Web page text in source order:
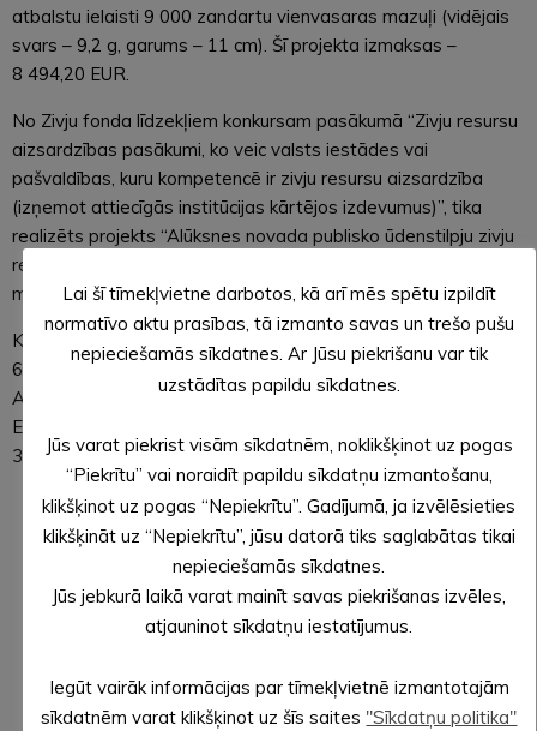
atbalstu ielaisti 9 000 zandartu vienvasaras mazuļi (vidējais
svars – 9,2 g, garums – 11 cm). Šī projekta izmaksas –
8 494,20 EUR.
No Zivju fonda līdzekļiem konkursam pasākumā “Zivju resursu
aizsardzības pasākumi, ko veic valsts iestādes vai
pašvaldības, kuru kompetencē ir zivju resursu aizsardzība
(izņemot attiecīgās institūcijas kārtējos izdevumus)”, tika
realizēts projekts “Alūksnes novada publisko ūdenstilpju zivju
resursu aizsardzība”. Šī projekta ietvaros iegādātas meža,
medību un apsardzes kameras 1 470,00 EUR vērtībā.
Kopējās Zivju fonda atbalstīto projektu izmaksas sastāda 18
650,19 EUR, no kā Zivju fonda finansējums ir 10 896,25 EUR,
Alūksnes novada pašvaldības līdzfinansējums – 3 909,74
EUR, pašvaldības aģentūras “ALJA” līdzfinansējums –
3844,20 EUR.
Lai šī tīmekļvietne darbotos, kā arī mēs spētu izpildīt
normatīvo aktu prasības, tā izmanto savas un trešo pušu
nepieciešamās sīkdatnes. Ar Jūsu piekrišanu var tik
uzstādītas papildu sīkdatnes.
Jūs varat piekrist visām sīkdatnēm, noklikšķinot uz pogas
“Piekrītu” vai noraidīt papildu sīkdatņu izmantošanu,
klikšķinot uz pogas “Nepiekrītu”. Gadījumā, ja izvēlēsieties
klikšķināt uz “Nepiekrītu”, jūsu datorā tiks saglabātas tikai
nepieciešamās sīkdatnes.
Jūs jebkurā laikā varat mainīt savas piekrišanas izvēles,
atjauninot sīkdatņu iestatījumus.
Iegūt vairāk informācijas par tīmekļvietnē izmantotajām
sīkdatnēm varat klikšķinot uz šīs saites "Sīkdatņu politika"